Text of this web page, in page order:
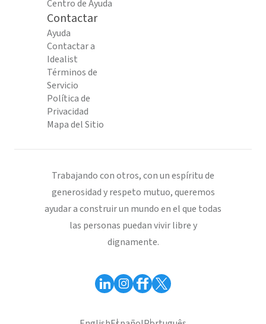
Centro de Ayuda
Contactar
Ayuda
Contactar a
Idealist
Términos de
Servicio
Política de
Privacidad
Mapa del Sitio
Trabajando con otros, con un espíritu de
generosidad y respeto mutuo, queremos
ayudar a construir un mundo en el que todas
las personas puedan vivir libre y
dignamente.